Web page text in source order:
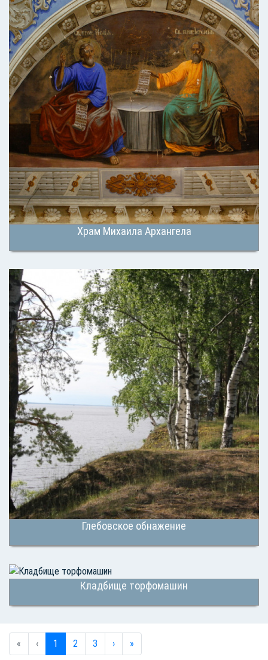
Храм Михаила Архангела
Глебовское обнажение
Кладбище торфомашин
« ‹ 1 2 3 › »